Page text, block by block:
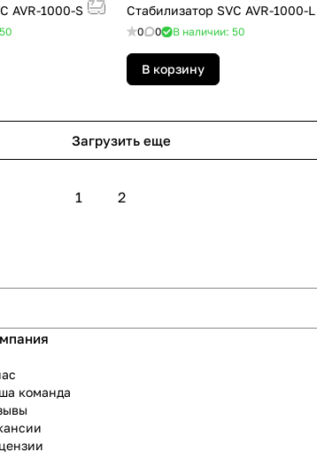
AVR-1000-S Стабилизатор SVC AVR-1000-L
0 0 В наличии: 50
В корзину
Загрузить еще
1 2
команда